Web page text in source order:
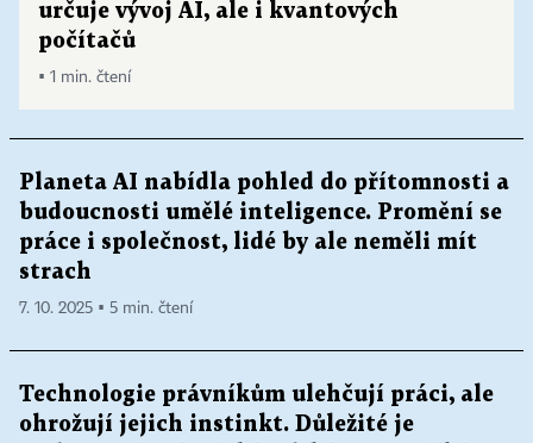
určuje vývoj AI, ale i kvantových
počítačů
▪ 1 min. čtení
Planeta AI nabídla pohled do přítomnosti a
budoucnosti umělé inteligence. Promění se
práce i společnost, lidé by ale neměli mít
strach
7. 10. 2025 ▪ 5 min. čtení
Technologie právníkům ulehčují práci, ale
ohrožují jejich instinkt. Důležité je